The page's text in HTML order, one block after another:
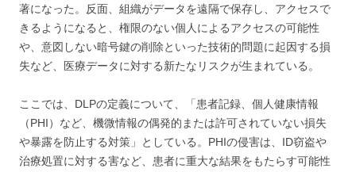
著になった。反面、組織がデータを遠隔で保存し、アクセスで
きるようになると、権限のない個人によるアクセスの可能性
や、意図しない暗号鍵の削除といった技術的問題に起因する損
失など、医療データに対する新たなリスクが生まれている。
ここでは、DLPの定義について、「患者記録、個人健康情報
（PHI）など、機微情報の偶発的または許可されていない損失
や暴露を防止する対策」としている。PHIの侵害は、ID窃盗や
治療処置に対する害など、患者に重大な結果をもたらす可能性